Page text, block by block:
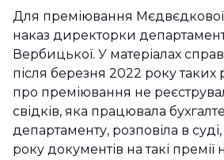
Для преміювання Мєдвєдкової
наказ директорки
Вербицької. У матеріалах
після березня 2022 року
про преміювання не
свідків, яка працювала
департаменту, розповіла в
року документів на такі премії